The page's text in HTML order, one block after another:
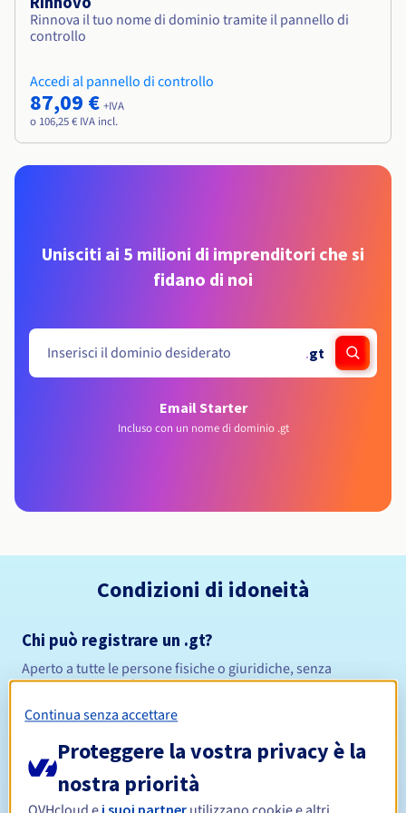
Rinnova il tuo nome di dominio tramite il pannello di
controllo
Accedi al pannello di controllo
87,09 € +IVA
o 106,25 € IVA incl.
Unisciti ai 5 milioni di imprenditori che si
fidano di noi
.gt
Email Starter
Incluso con un nome di dominio .gt
Condizioni di idoneità
Chi può registrare un .gt?
Aperto a tutte le persone fisiche o giuridiche, senza
restrizioni geografiche.
Regole di gestione e notifiche
Periodo di registrazione
Continua senza accettare
Proteggere la vostra privacy è la
nostra priorità